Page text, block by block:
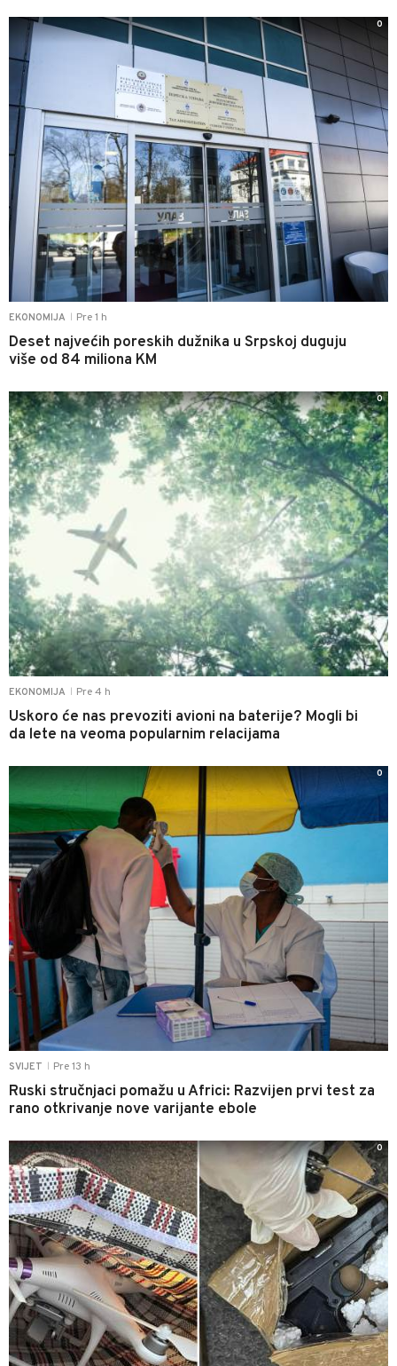
EKONOMIJA Pre 1 h
Deset najvećih poreskih dužnika u Srpskoj duguju
više od 84 miliona KM
0
EKONOMIJA Pre 4 h
Uskoro će nas prevoziti avioni na baterije? Mogli bi
da lete na veoma popularnim relacijama
0
SVIJET Pre 13 h
Ruski stručnjaci pomažu u Africi: Razvijen prvi test za
rano otkrivanje nove varijante ebole
0
0